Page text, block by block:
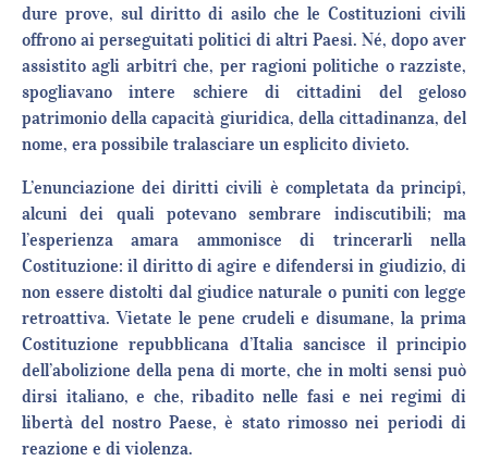
dure prove, sul diritto di asilo che le Costituzioni civili
offrono ai perseguitati politici di altri Paesi. Né, dopo aver
assistito agli arbitrî che, per ragioni politiche o razziste,
spogliavano intere schiere di cittadini del geloso
patrimonio della capacità giuridica, della cittadinanza, del
nome, era possibile tralasciare un esplicito divieto.
L’enunciazione dei diritti civili è completata da principî,
alcuni dei quali potevano sembrare indiscutibili; ma
l’esperienza amara ammonisce di trincerarli nella
Costituzione: il diritto di agire e difendersi in giudizio, di
non essere distolti dal giudice naturale o puniti con legge
retroattiva. Vietate le pene crudeli e disumane, la prima
Costituzione repubblicana d’Italia sancisce il principio
dell’abolizione della pena di morte, che in molti sensi può
dirsi italiano, e che, ribadito nelle fasi e nei regimi di
libertà del nostro Paese, è stato rimosso nei periodi di
reazione e di violenza.